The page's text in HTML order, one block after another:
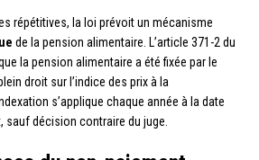
répétitives, la loi prévoit un mécanisme
de la pension alimentaire. L’article 371-2 du
la pension alimentaire a été fixée par le
droit sur l’indice des prix à la
s’applique chaque année à la date
sauf décision contraire du juge.